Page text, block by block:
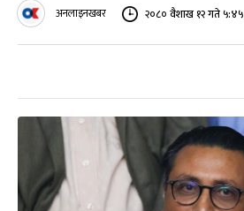
अनलाइनखबर २०८० वैशाख १२ गते ५:४५